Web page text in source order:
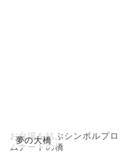
夢の大橋
お台場を結ぶシンボルプロ
ムナードの橋